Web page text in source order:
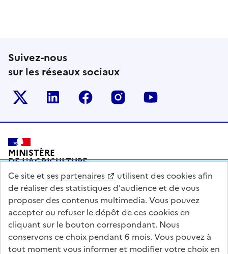
Suivez-nous
sur les réseaux sociaux
Le ministère sur Twitter
Le ministère sur LinkedIn
Le ministère sur Facebook
Le ministère sur
Pied de page
MINISTÈRE
DE L'AGRICULTURE
DE L'AGRO-ALIMENTAIRE
ET DE LA SOUVERAINETÉ
ALIMENTAIRE
legifrance.gouv.fr info.gouv.fr
Ce site et ses partenaires
utilisent des cookies afin
de réaliser des statistiques d'audience et de vous
proposer des contenus multimedia. Vous pouvez
accepter ou refuser le dépôt de ces cookies en
cliquant sur le bouton correspondant. Nous
conservons ce choix pendant 6 mois. Vous pouvez à
tout moment vous informer et modifier votre choix en